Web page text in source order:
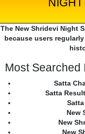
The New Shridevi Night
because users
Most Searched
Satta
Satta
New
New
New